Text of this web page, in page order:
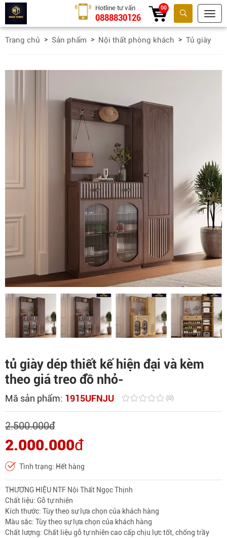
Tìm kiếm
Hotline tư vấn
0888830126
00
Trang chủ Sản phẩm Nội thất phòng khách Tủ giày
tủ giày dép thiết kế hiện đại và kèm
theo giá treo đồ nhỏ-
Mã sản phẩm: 1915UFNJU (0)
2.500.000đ
2.000.000đ
Tình trạng: Hết hàng
THƯƠNG HIỆU NTF Nội Thất Ngọc Thịnh
Chất liệu: Gỗ tự nhiên
Kích thước: Tùy theo sự lựa chọn của khách hàng
Màu sắc: Tùy theo sự lựa chọn của khách hàng
Chất lượng: Chất liệu gỗ tự nhiên cao cấp chịu lực tốt, chống trầy